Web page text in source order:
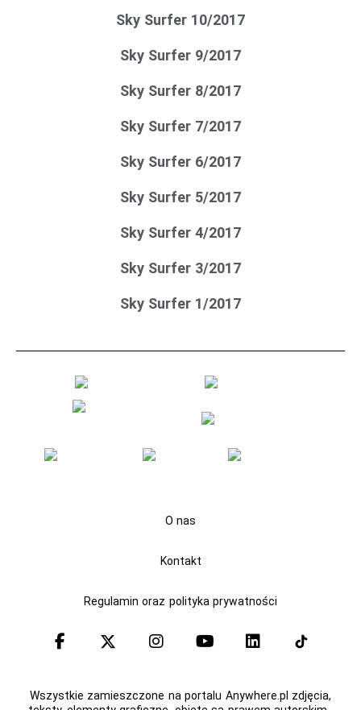
Sky Surfer 10/2017
Sky Surfer 9/2017
Sky Surfer 8/2017
Sky Surfer 7/2017
Sky Surfer 6/2017
Sky Surfer 5/2017
Sky Surfer 4/2017
Sky Surfer 3/2017
Sky Surfer 1/2017
O nas
Kontakt
Regulamin oraz polityka prywatności
Wszystkie zamieszczone na portalu Anywhere.pl zdjęcia,